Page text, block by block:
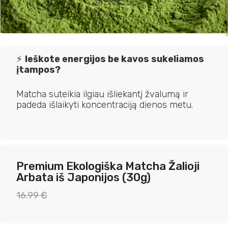
⚡ Ieškote energijos be kavos sukeliamos
įtampos?
Matcha suteikia ilgiau išliekantį žvalumą ir
padeda išlaikyti koncentraciją dienos metu.
Premium Ekologiška Matcha Žalioji
Arbata iš Japonijos (30g)
16.99€